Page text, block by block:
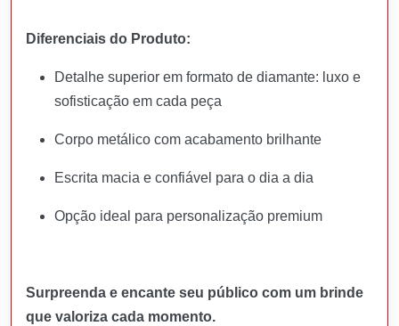
Diferenciais do Produto:
Detalhe superior em formato de diamante: luxo e
sofisticação em cada peça
Corpo metálico com acabamento brilhante
Escrita macia e confiável para o dia a dia
Opção ideal para personalização premium
Surpreenda e encante seu público com um brinde
que valoriza cada momento.